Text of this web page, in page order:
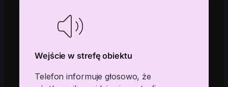
Wejście w strefę obiektu
Telefon informuje głosowo, że